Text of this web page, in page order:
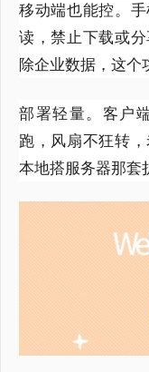
移动端也能控。
读，禁止下载或
除企业数据，这个
部署轻量。客户
跑，风扇不狂转
本地搭服务器那套